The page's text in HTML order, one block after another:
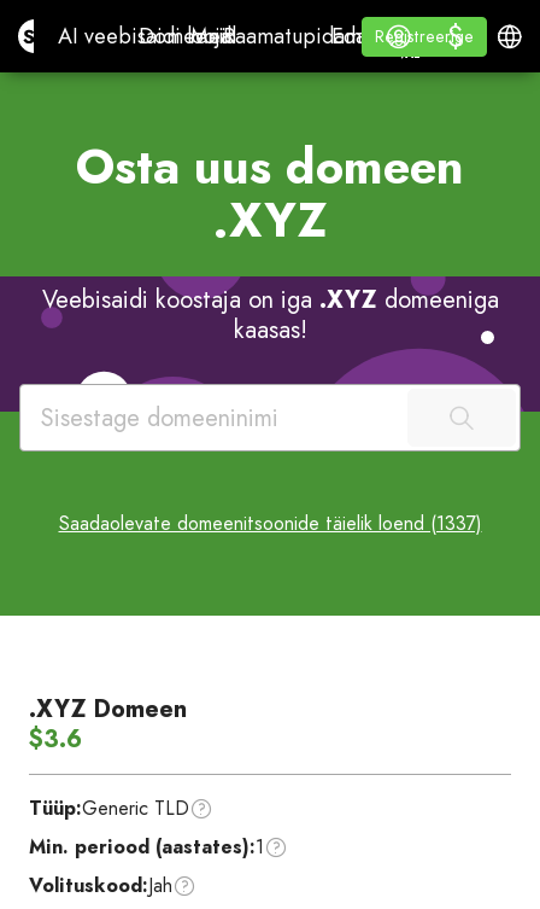
Site.proAI veebisaidi looja
AI veebisaidi looja
Domeenid
Domeenid
Meil
MeilRaamatupidamise tarkvara
Raamatupidamise tarkvara
EdasimüüjateleValge
Edasimüüjatele
VALGE SILT
Õppige
Õppige
Registreerige
Registreerige
Logi sisse$
$ Eesti
Osta uus domeen
.XYZ
Veebisaidi koostaja on iga .XYZ domeeniga
kaasas!
Saadaolevate domeenitsoonide täielik loend (1337)
.XYZ Domeen
$3.6
Tüüp:Generic TLD
Min. periood (aastates):1
Volituskood:Jah